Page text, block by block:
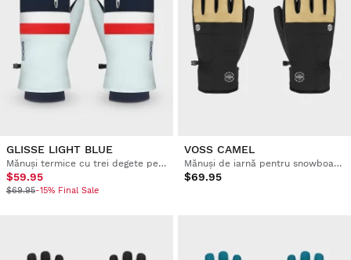
GLISSE LIGHT BLUE
Mănuși termice cu trei degete pentru schi
$59.95
$69.95-15% Final Sale
VOSS CAMEL
Mănuși de iarnă pentru snowboard și schi
$69.95